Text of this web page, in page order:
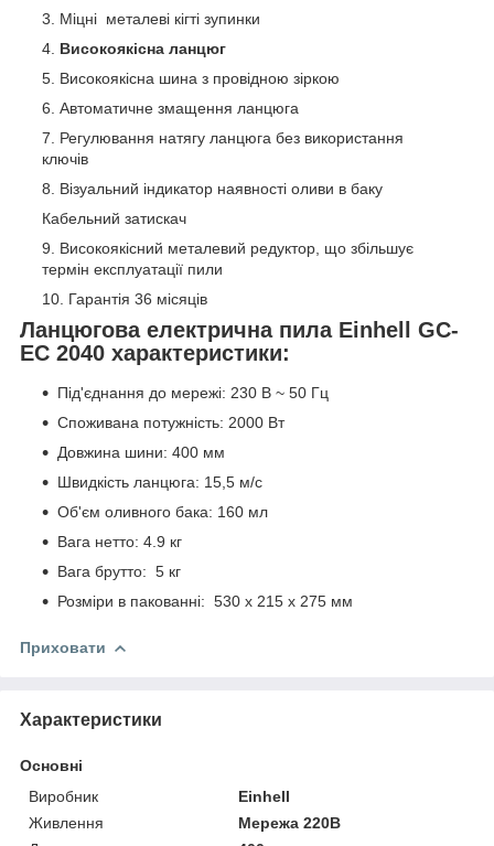
Міцні металеві кігті зупинки
Високоякісна ланцюг
Високоякісна шина з провідною зіркою
Автоматичне змащення ланцюга
Регулювання натягу ланцюга без використання
ключів
Візуальний індикатор наявності оливи в баку
Кабельний затискач
Високоякісний металевий редуктор, що збільшує
термін експлуатації пили
Гарантія 36 місяців
Ланцюгова електрична пила Einhell GC-
EC 2040 характеристики:
Під'єднання до мережі: 230 В ~ 50 Гц
Споживана потужність: 2000 Вт
Довжина шини: 400 мм
Швидкість ланцюга: 15,5 м/с
Об'єм оливного бака: 160 мл
Вага нетто: 4.9 кг
Вага брутто: 5 кг
Розміри в пакованні: 530 x 215 x 275 мм
Приховати
Характеристики
Основні
Виробник
Einhell
Живлення
Мережа 220В